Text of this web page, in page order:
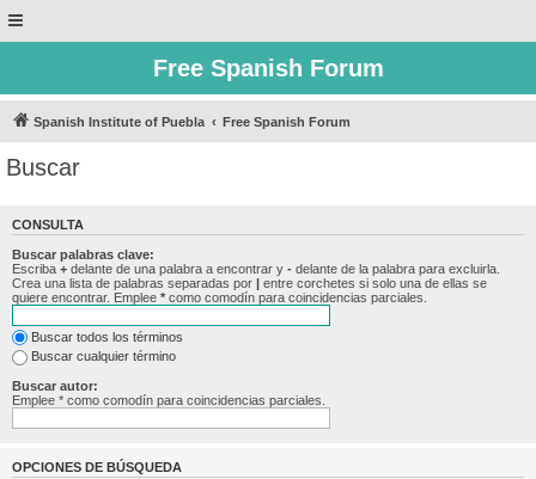
Free Spanish Forum
Spanish Institute of Puebla Free Spanish Forum
Buscar
CONSULTA
Buscar palabras clave:
Escriba + delante de una palabra a encontrar y - delante de la palabra para excluirla.
Crea una lista de palabras separadas por | entre corchetes si solo una de ellas se
quiere encontrar. Emplee * como comodín para coincidencias parciales.
Buscar todos los términos
Buscar cualquier término
Buscar autor:
Emplee * como comodín para coincidencias parciales.
OPCIONES DE BÚSQUEDA